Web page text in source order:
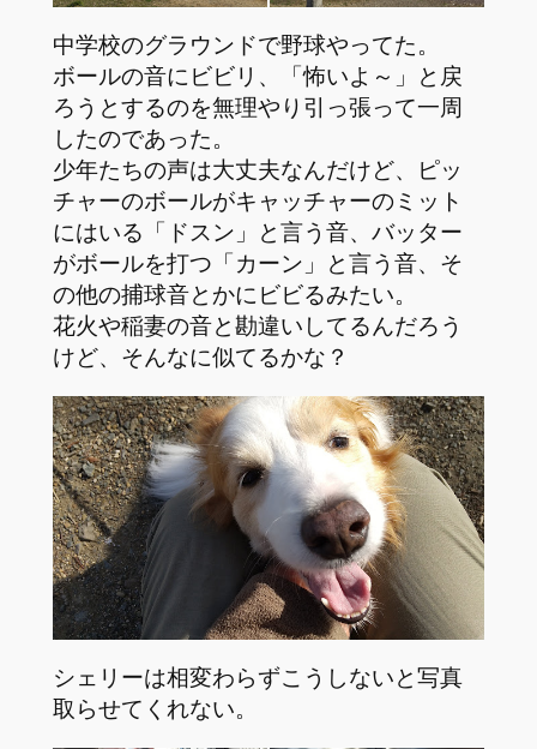
中学校のグラウンドで野球やってた。
ボールの音にビビリ、「怖いよ～」と戻
ろうとするのを無理やり引っ張って一周
したのであった。
少年たちの声は大丈夫なんだけど、ピッ
チャーのボールがキャッチャーのミット
にはいる「ドスン」と言う音、バッター
がボールを打つ「カーン」と言う音、そ
の他の捕球音とかにビビるみたい。
花火や稲妻の音と勘違いしてるんだろう
けど、そんなに似てるかな？
シェリーは相変わらずこうしないと写真
取らせてくれない。